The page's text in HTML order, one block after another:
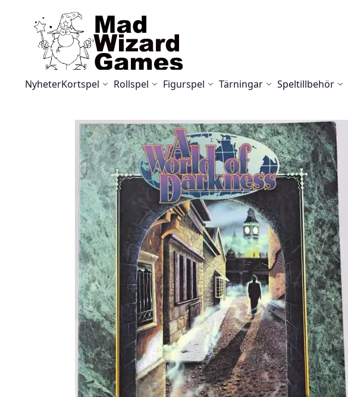
Skip to Content
NyheterKortspel Rollspel Figurspel Tärningar Speltillbehör